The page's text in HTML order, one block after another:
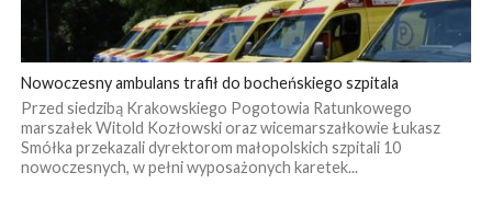
Nowoczesny ambulans trafił do bocheńskiego szpitala
Przed siedzibą Krakowskiego Pogotowia Ratunkowego
marszałek Witold Kozłowski oraz wicemarszałkowie Łukasz
Smółka przekazali dyrektorom małopolskich szpitali 10
nowoczesnych, w pełni wyposażonych karetek...